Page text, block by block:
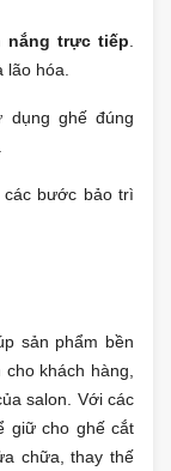
nắng trực tiếp
hóa.
dụng ghế đúng
bước bảo trì
sản phẩm bền
khách hàng,
salon. Với các
giữ cho ghế cắt
chữa, thay thế